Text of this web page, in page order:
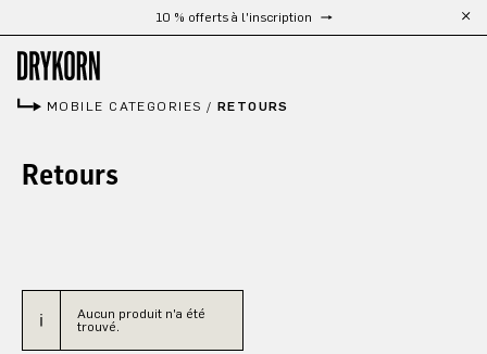
Passer au contenu principal10 % offerts à l'inscription
MOBILE CATEGORIES / RETOURS
Retours
Aucun produit n'a été
trouvé.